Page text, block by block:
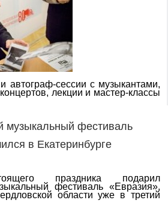
автограф-сессии с музыкантами,
лекции и мастер-классы
музыкальный фестиваль
в Екатеринбурге
праздника подарил
фестиваль «Евразия»,
области уже в третий